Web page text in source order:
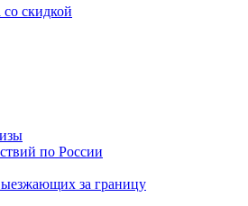
скидкой
по России
за границу